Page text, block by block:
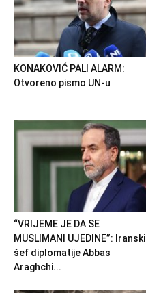
KONAKOVIĆ PALI ALARM:
Otvoreno pismo UN-u
“VRIJEME JE DA SE
MUSLIMANI UJEDINE”: Iranski
šef diplomatije Abbas
Araghchi...